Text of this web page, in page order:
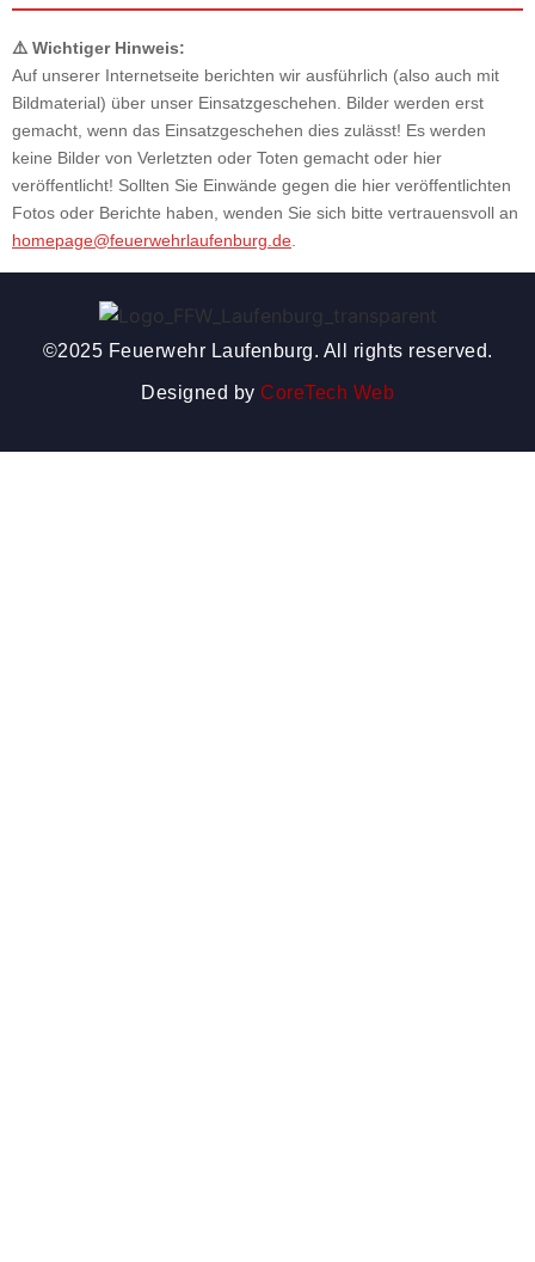
⚠️ Wichtiger Hinweis:
Auf unserer Internetseite berichten wir ausführlich (also auch mit
Bildmaterial) über unser Einsatzgeschehen. Bilder werden erst
gemacht, wenn das Einsatzgeschehen dies zulässt! Es werden
keine Bilder von Verletzten oder Toten gemacht oder hier
veröffentlicht! Sollten Sie Einwände gegen die hier veröffentlichten
Fotos oder Berichte haben, wenden Sie sich bitte vertrauensvoll an
homepage@feuerwehrlaufenburg.de
©2025 Feuerwehr Laufenburg. All rights reserved.
Designed by CoreTech Web